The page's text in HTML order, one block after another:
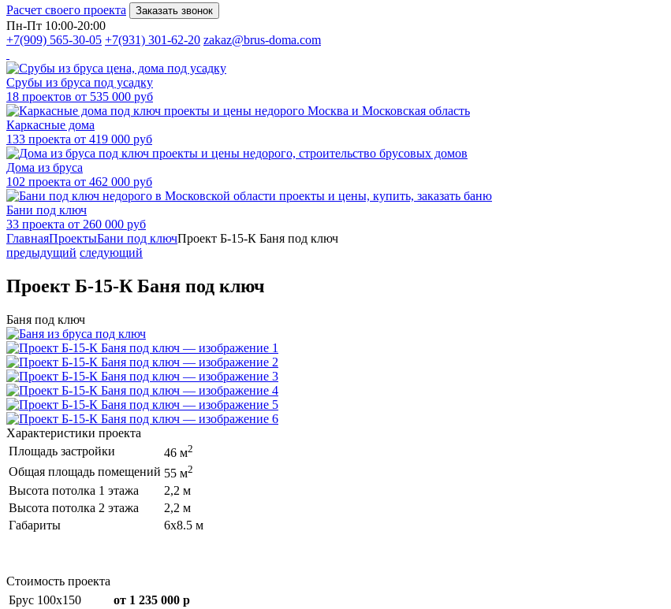
Расчет своего проекта Заказать звонок
Пн-Пт 10:00-20:00
+7(909) 565-30-05 +7(931) 301-62-20 zakaz@brus-doma.com
Срубы из бруса под усадку
18 проектов от 535 000 руб
Каркасные дома
133 проекта от 419 000 руб
Дома из бруса
102 проекта от 462 000 руб
Бани под ключ
33 проекта от 260 000 руб
ГлавнаяПроектыБани под ключПроект Б-15-К Баня под ключ
предыдущий следующий
Проект Б-15-К Баня под ключ
Баня под ключ
Характеристики проекта
Площадь застройки
46 м2
Общая площадь помещений 55 м2
Высота потолка 1 этажа
2,2 м
Высота потолка 2 этажа
2,2 м
Габариты
6х8.5 м
Стоимость проекта
Брус 100х150
от 1 235 000 р